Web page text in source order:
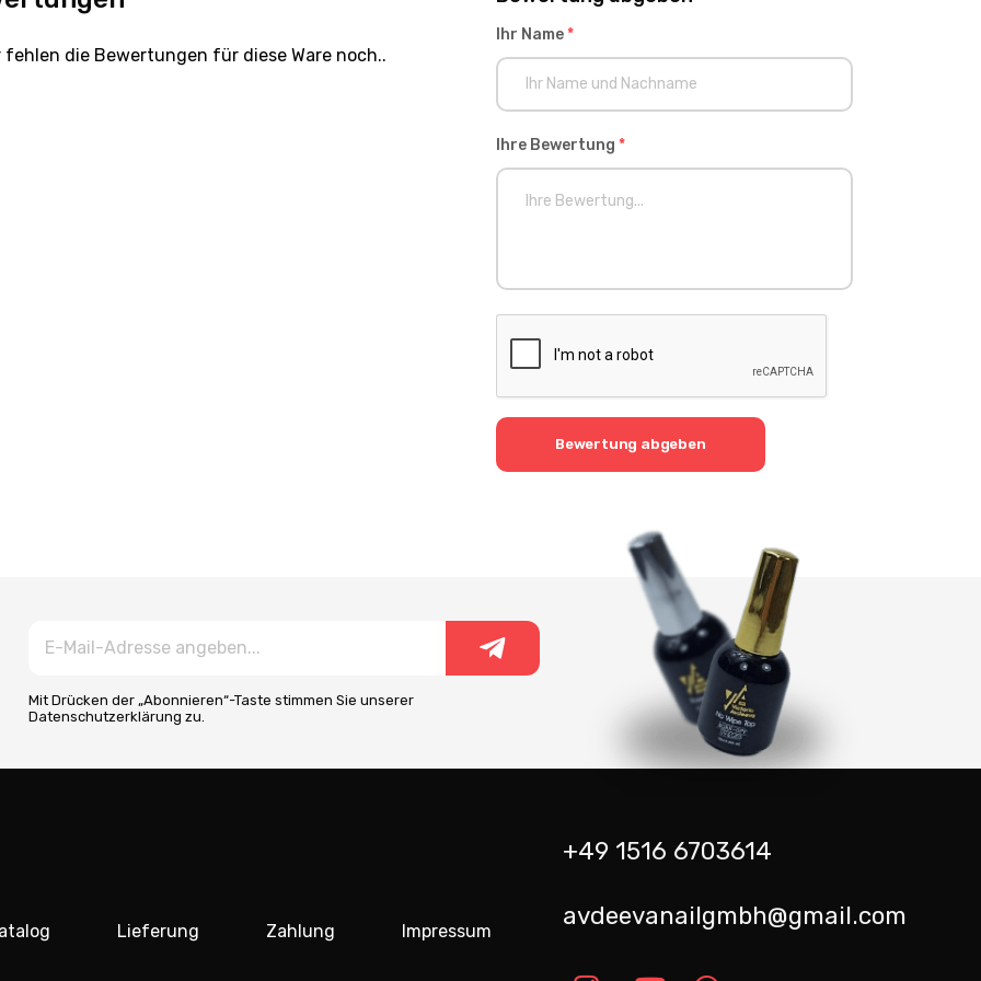
fehlen die Bewertungen für diese Ware noch..
Ihr Name*
Ihre Bewertung *
Bewertung abgeben
Mit Drücken der „Abonnieren“-Taste stimmen Sie unserer
Datenschutzerklärung zu.
Lieferung Zahlung Impressum
+49 1516 6703614
avdeevanailgmbh@gmail.com